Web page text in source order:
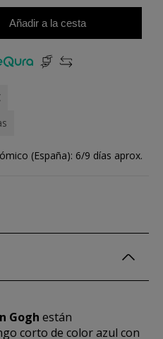
Añadir a la cesta
(España): 6/9 días aprox.
Gogh están
corto de color azul con